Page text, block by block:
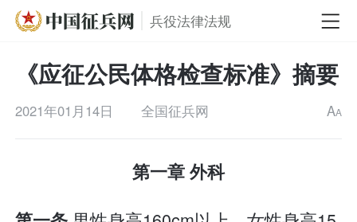
兵役法律法规
《应征公民体格检查标准》摘要
2021年01月14日 全国征兵网 AA
第一章 外科